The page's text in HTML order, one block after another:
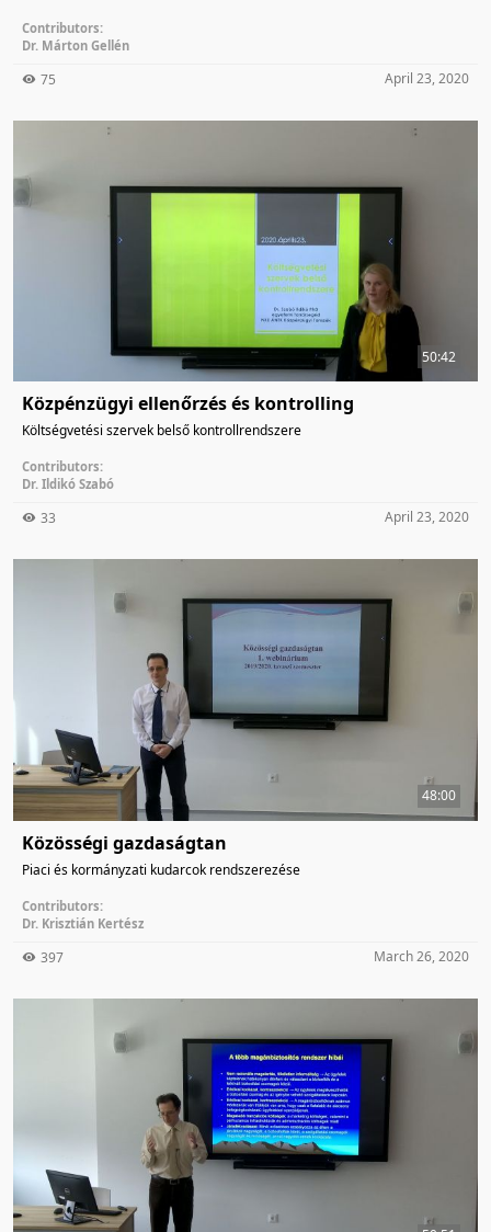
Contributors:
Dr. Márton Gellén
75 April 23, 2020
50:42
Közpénzügyi ellenőrzés és kontrolling
Költségvetési szervek belső kontrollrendszere
Contributors:
Dr. Ildikó Szabó
33 April 23, 2020
48:00
Közösségi gazdaságtan
Piaci és kormányzati kudarcok rendszerezése
Contributors:
Dr. Krisztián Kertész
397 March 26, 2020